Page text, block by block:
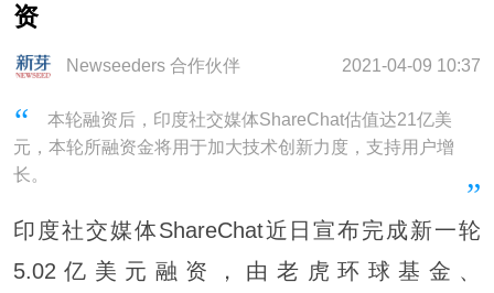
资
2021-04-09 10:37
Newseeders 合作伙伴
本轮融资后，印度社交媒体ShareChat估值达21亿美
元，本轮所融资金将用于加大技术创新力度，支持用户增
长。
印度社交媒体ShareChat近日宣布完成新一轮
5.02亿美元融资，由老虎环球基金、